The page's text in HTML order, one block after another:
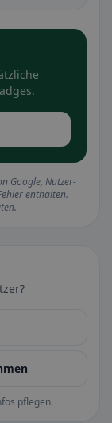
Google, Nutzer-
enthalten.
pflegen.